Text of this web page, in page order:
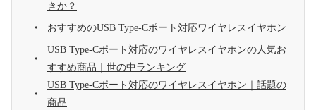
きか？
おすすめのUSB Type-Cポート対応ワイヤレスイヤホン
USB Type-Cポート対応のワイヤレスイヤホンの人気お
すすめ商品｜世の中ランキング
USB Type-Cポート対応のワイヤレスイヤホン｜話題の
商品